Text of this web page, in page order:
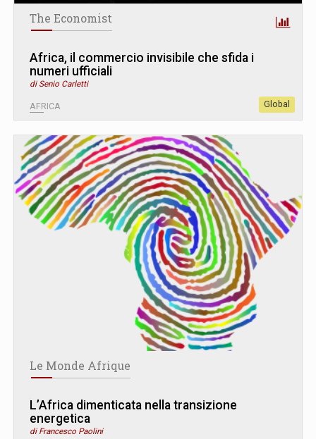
The Economist
Africa, il commercio invisibile che sfida i
numeri ufficiali
di Senio Carletti
AFRICA Global
Le Monde Afrique
L’Africa dimenticata nella transizione
energetica
di Francesco Paolini